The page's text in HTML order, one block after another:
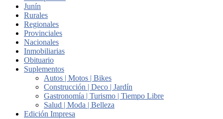
Junín
Rurales
Regionales
Provinciales
Nacionales
Inmobiliarias
Obituario
Suplementos
Autos | Motos | Bikes
Construcción | Deco | Jardín
Gastronomía | Turismo | Tiempo Libre
Salud | Moda | Belleza
Edición Impresa